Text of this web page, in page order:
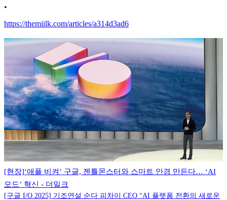
•
https://themiilk.com/articles/a314d3ad6
[현장]‘애플 비켜’ 구글, 젠틀몬스터와 스마트 안경 만든다… ‘AI
모드’ 혁신 - 더밀크
[구글 I/O 2025] 기조연설 순다 피차이 CEO “AI 플랫폼 전환의 새로운